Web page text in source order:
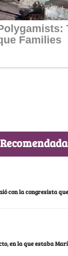
con la congresista
en la que estaba